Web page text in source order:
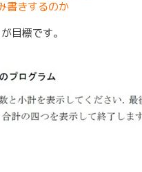
書きするのか
目標です。